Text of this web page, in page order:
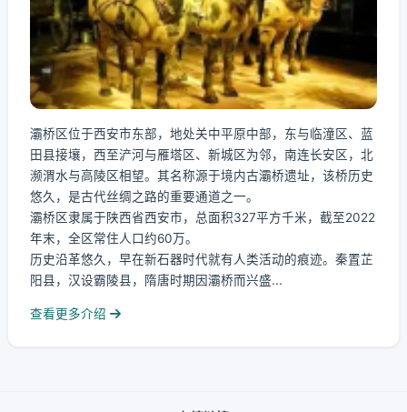
灞桥区位于西安市东部，地处关中平原中部，东与临潼区、蓝
田县接壤，西至浐河与雁塔区、新城区为邻，南连长安区，北
濒渭水与高陵区相望。其名称源于境内古灞桥遗址，该桥历史
悠久，是古代丝绸之路的重要通道之一。
灞桥区隶属于陕西省西安市，总面积327平方千米，截至2022
年末，全区常住人口约60万。
历史沿革悠久，早在新石器时代就有人类活动的痕迹。秦置芷
阳县，汉设霸陵县，隋唐时期因灞桥而兴盛...
查看更多介绍